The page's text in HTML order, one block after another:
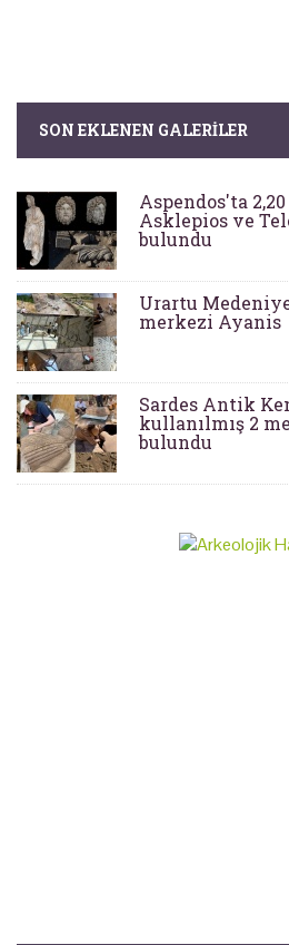
SON EKLENEN GALERILER
Aspendos'ta
Asklepios ve
bulundu
Urartu
merkezi Ayanis
Sardes Antik
kullanılmış 2
bulundu